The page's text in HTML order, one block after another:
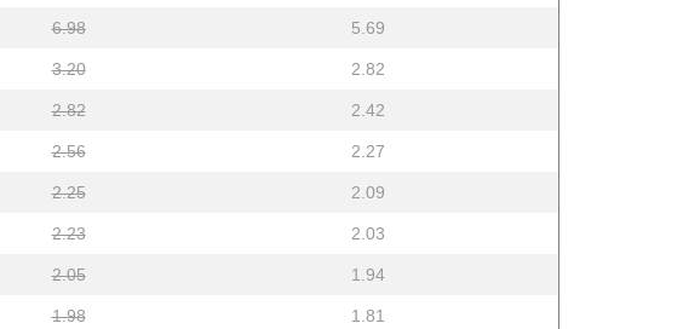
6.98 5.69
3.20 2.82
2.82 2.42
2.56 2.27
2.25 2.09
2.23 2.03
2.05 1.94
1.98 1.81